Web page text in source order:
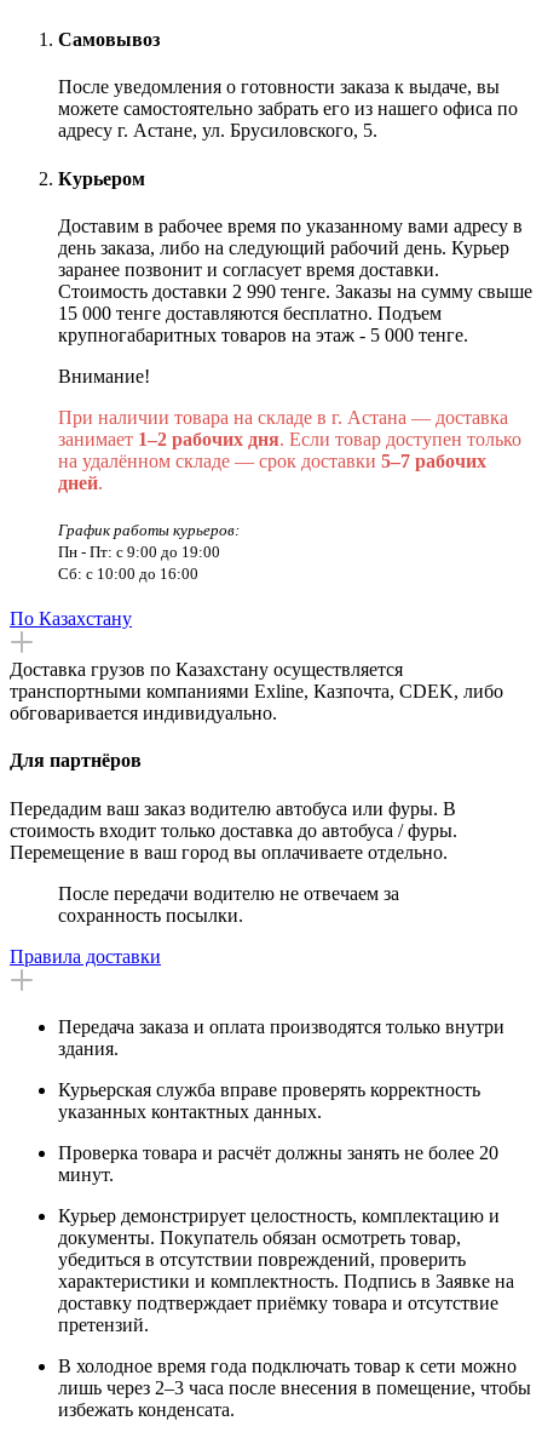
Самовывоз
После уведомления о готовности заказа к выдаче, вы
можете самостоятельно забрать его из нашего офиса по
адресу г. Астане, ул. Брусиловского, 5.
Курьером
Доставим в рабочее время по указанному вами адресу в
день заказа, либо на следующий рабочий день. Курьер
заранее позвонит и согласует время доставки.
Стоимость доставки 2 990 тенге. Заказы на сумму свыше
15 000 тенге доставляются бесплатно. Подъем
крупногабаритных товаров на этаж - 5 000 тенге.
Внимание!
При наличии товара на складе в г. Астана — доставка
занимает 1–2 рабочих дня. Если товар доступен только
на удалённом складе — срок доставки 5–7 рабочих
дней.
График работы курьеров:
Пн - Пт: с 9:00 до 19:00
Сб: с 10:00 до 16:00
По Казахстану
Доставка грузов по Казахстану осуществляется
транспортными компаниями Exline, Казпочта, CDEK, либо
обговаривается индивидуально.
Для партнёров
Передадим ваш заказ водителю автобуса или фуры. В
стоимость входит только доставка до автобуса / фуры.
Перемещение в ваш город вы оплачиваете отдельно.
После передачи водителю не отвечаем за
сохранность посылки.
Правила доставки
Передача заказа и оплата производятся только внутри
здания.
Курьерская служба вправе проверять корректность
указанных контактных данных.
Проверка товара и расчёт должны занять не более 20
минут.
Курьер демонстрирует целостность, комплектацию и
документы. Покупатель обязан осмотреть товар,
убедиться в отсутствии повреждений, проверить
характеристики и комплектность. Подпись в Заявке на
доставку подтверждает приёмку товара и отсутствие
претензий.
В холодное время года подключать товар к сети можно
лишь через 2–3 часа после внесения в помещение, чтобы
избежать конденсата.